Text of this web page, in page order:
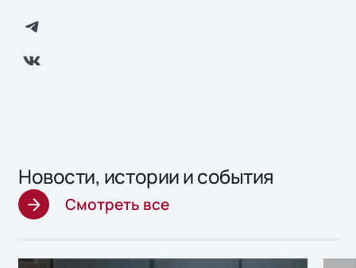
Новости, истории и события
Смотреть все